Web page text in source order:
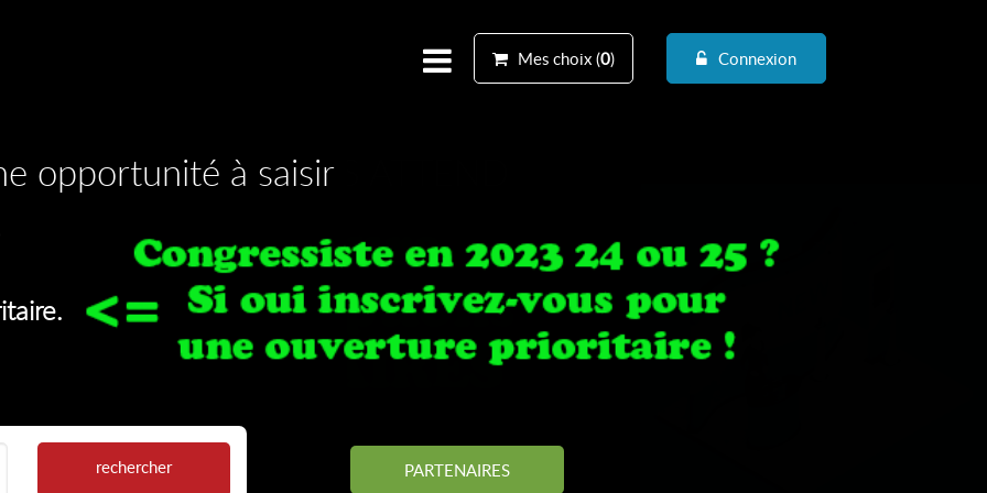
Mes choix (0) Connexion
opportunité à saisir
2026 VOUS ATTEND
rechercher PARTENAIRES